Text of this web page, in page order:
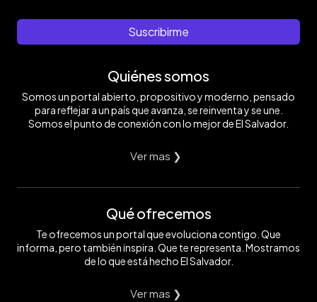
Suscribirme
Quiénes somos
Somos un portal abierto, propositivo y moderno, pensado
para reflejar a un país que avanza, se reinventa y se une.
Somos el punto de conexión con lo mejor de El Salvador.
Ver mas ❯
Qué ofrecemos
Te ofrecemos un portal que evoluciona contigo. Que
informa, pero también inspira. Que te representa. Mostramos
de lo que está hecho El Salvador.
Ver mas ❯